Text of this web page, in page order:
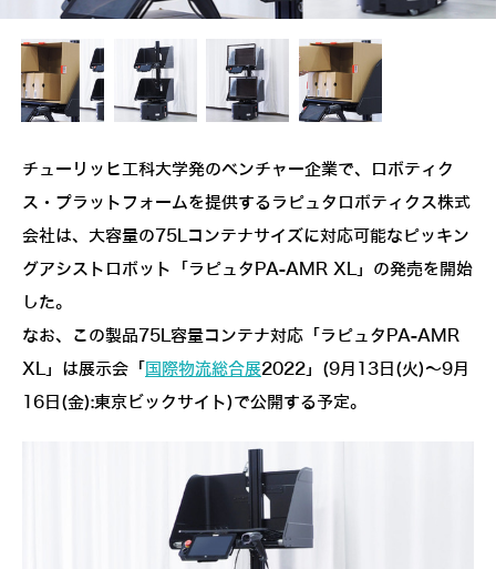
チューリッヒ工科大学発のベンチャー企業で、ロボティク
ス・プラットフォームを提供するラピュタロボティクス株式
会社は、大容量の75Lコンテナサイズに対応可能なピッキン
グアシストロボット「ラピュタPA-AMR XL」の発売を開始
した。
なお、この製品75L容量コンテナ対応「ラピュタPA-AMR
XL」は展示会「 国際物流総合展2022」(9月13日(火)～9月
16日(金):東京ビックサイト)で公開する予定。